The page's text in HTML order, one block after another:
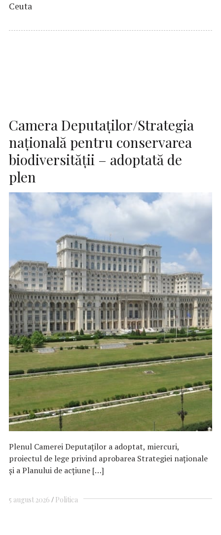
Ceuta
Camera Deputaţilor/Strategia
naţională pentru conservarea
biodiversităţii – adoptată de
plen
Plenul Camerei Deputaţilor a adoptat, miercuri,
proiectul de lege privind aprobarea Strategiei naţionale
şi a Planului de acţiune […]
5 august 2026 Politica